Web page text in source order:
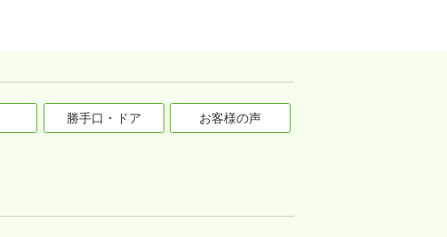
勝手口・ドア お客様の声